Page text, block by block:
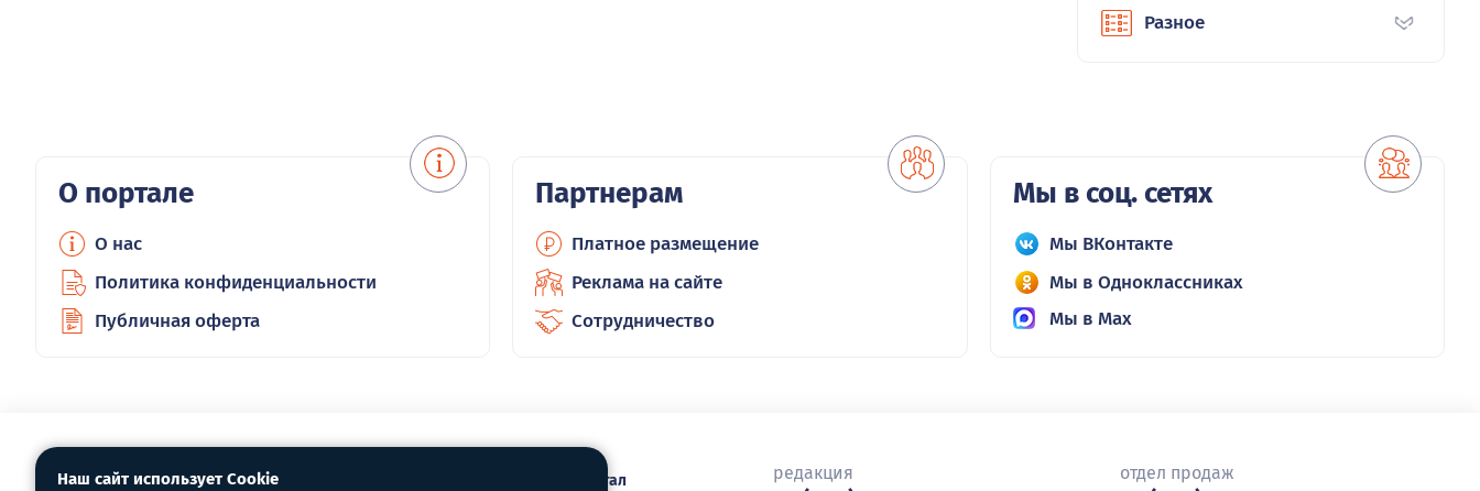
Разное
О портале
О нас
Политика конфиденциальности
Публичная оферта
Партнерам
Платное размещение
Реклама на сайте
Сотрудничество
Мы в соц. сетях
Мы ВКонтакте
Мы в Одноклассниках
Мы в Max
Информационно-развлекательный городской портал
редакция отдел продаж
Наш сайт использует Cookie